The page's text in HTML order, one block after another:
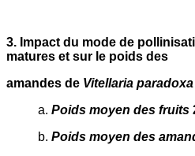
3. Impact du mode de
matures et sur le poids des
amandes de Vitellaria paradoxa
a. Poids moyen des fruits
b. Poids moyen des